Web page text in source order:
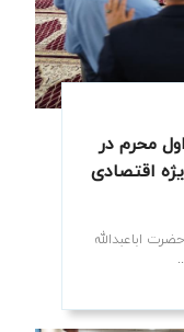
محرم در
اقتصادی
اباعبدالله